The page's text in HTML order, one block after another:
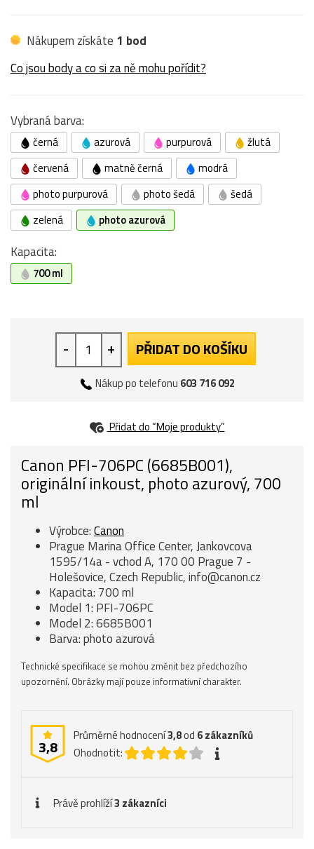
Nákupem získáte 1 bod
Co jsou body a co si za ně mohu pořídit?
Vybraná barva:
černá azurová purpurová
žlutá
červená
matně černá
modrá
photo purpurová
photo šedá
šedá
zelená
photo azurová
Kapacita:
700 ml
- + PŘIDAT DO KOŠÍKU
Nákup po telefonu 603 716 092
Přidat do “Moje produkty”
Canon PFI-706PC (6685B001),
originální inkoust, photo azurový, 700
ml
Výrobce:Canon
Prague Marina Office Center, Jankovcova
1595/14a - vchod A, 170 00 Prague 7 -
Holešovice, Czech Republic, info@canon.cz
Kapacita: 700 ml
Model 1: PFI-706PC
Model 2: 6685B001
Barva: photo azurová
Technické specifikace se mohou změnit bez předchozího
upozornění. Obrázky mají pouze informativní charakter.
3,8
Průměrné hodnocení3,8od 6zákazníků
Ohodnotit:
Právě prohlíží3 zákazníci